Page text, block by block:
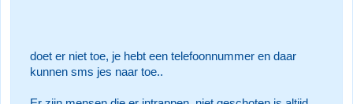
doet er niet toe, je hebt een telefoonnummer en daar
kunnen sms jes naar toe..